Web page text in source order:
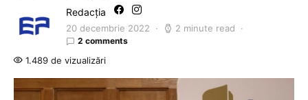
Redacția
20 decembrie 2022 2 minute read
2 comments
1.489 de vizualizări